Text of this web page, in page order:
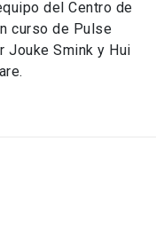
del Centro de
curso de Pulse
Jouke Smink y Hui